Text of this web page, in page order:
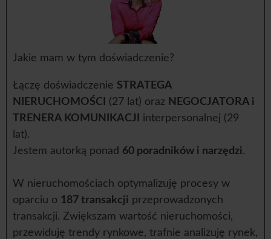
Jakie mam w tym doświadczenie?
Łączę doświadczenie STRATEGA
NIERUCHOMOŚCI
(27 lat) oraz NEGOCJATORA i
TRENERA KOMUNIKACJI
interpersonalnej (29
lat).
Jestem autorką ponad 60 poradników i narzędzi.
W nieruchomościach optymalizuję procesy w
oparciu o 187 transakcji przeprowadzonych
transakcji. Zwiększam wartość nieruchomości,
przewiduję trendy rynkowe, trafnie analizuję rynek,